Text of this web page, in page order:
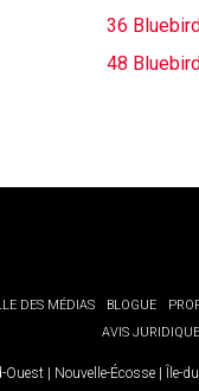
36
48
DES MÉDIAS BLOGUE
AVIS JURIDIQUE
Ouest | Nouvelle-Écosse | Île-